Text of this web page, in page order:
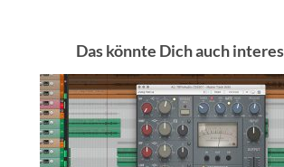
Das könnte Dich auch